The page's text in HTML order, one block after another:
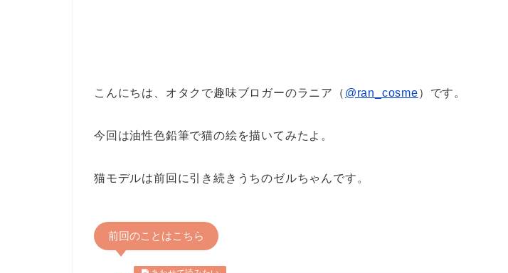
こんにちは、オタクで趣味ブロガーのラニア（ @ran_cosme）です。
今回は油性色鉛筆で猫の絵を描いてみたよ。
猫モデルは前回に引き続きうちのゼルちゃんです。
前回のことはこちら